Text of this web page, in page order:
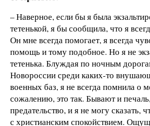
– Наверное, если бы я была
тетенькой, я бы сообщила, что я
Он мне всегда помогает, я всегда
помощь и тому подобное. Но я не
тетенька. Блуждая по ночным
Новороссии среди каких-то
военных баз, я не всегда помнила о
сожалению, это так. Бывают и
предательство, и я не могу сказать,
с христианским спокойствием.